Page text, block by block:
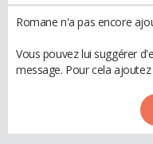
Romane n'a pas encore
Vous pouvez lui suggérer
message. Pour cela